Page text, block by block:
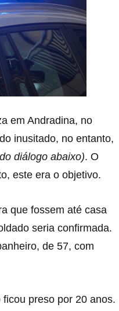
em Andradina, no
inusitado, no entanto,
diálogo abaixo). O
este era o objetivo.
que fossem até casa
seria confirmada.
de 57, com
preso por 20 anos.